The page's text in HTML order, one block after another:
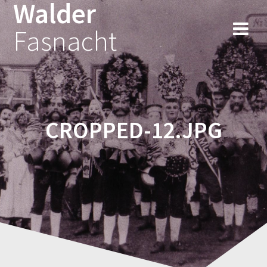
Walder
Fasnacht
CROPPED-12.JPG